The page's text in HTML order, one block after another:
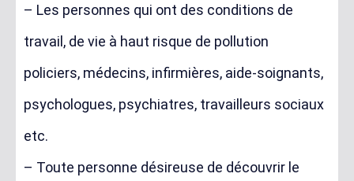
– Les personnes qui ont des conditions de
travail, de vie à haut risque de pollution
policiers, médecins, infirmières, aide-soignants,
psychologues, psychiatres, travailleurs sociaux
etc.
– Toute personne désireuse de découvrir le